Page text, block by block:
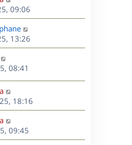
09:06
13:26
08:41
18:16
09:45